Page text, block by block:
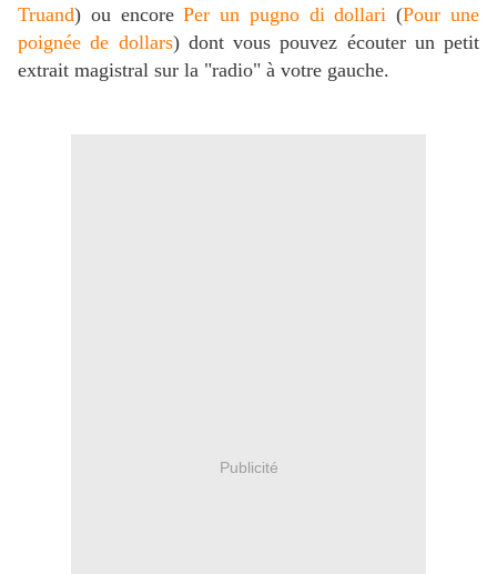
Truand) ou encorePer un pugno di dollari (Pour une
poignée de dollars) dont vous pouvez écouter un petit
extrait magistral sur la "radio" à votre gauche.
Publicité